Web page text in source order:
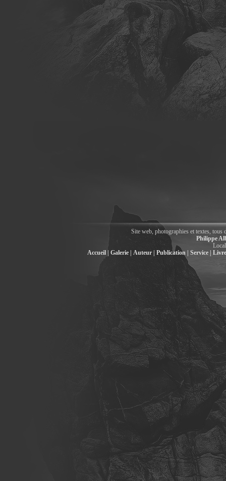
Site web, photographies et textes, tous
Philippe
Accueil |
Galerie | Auteur | Publication | Service |